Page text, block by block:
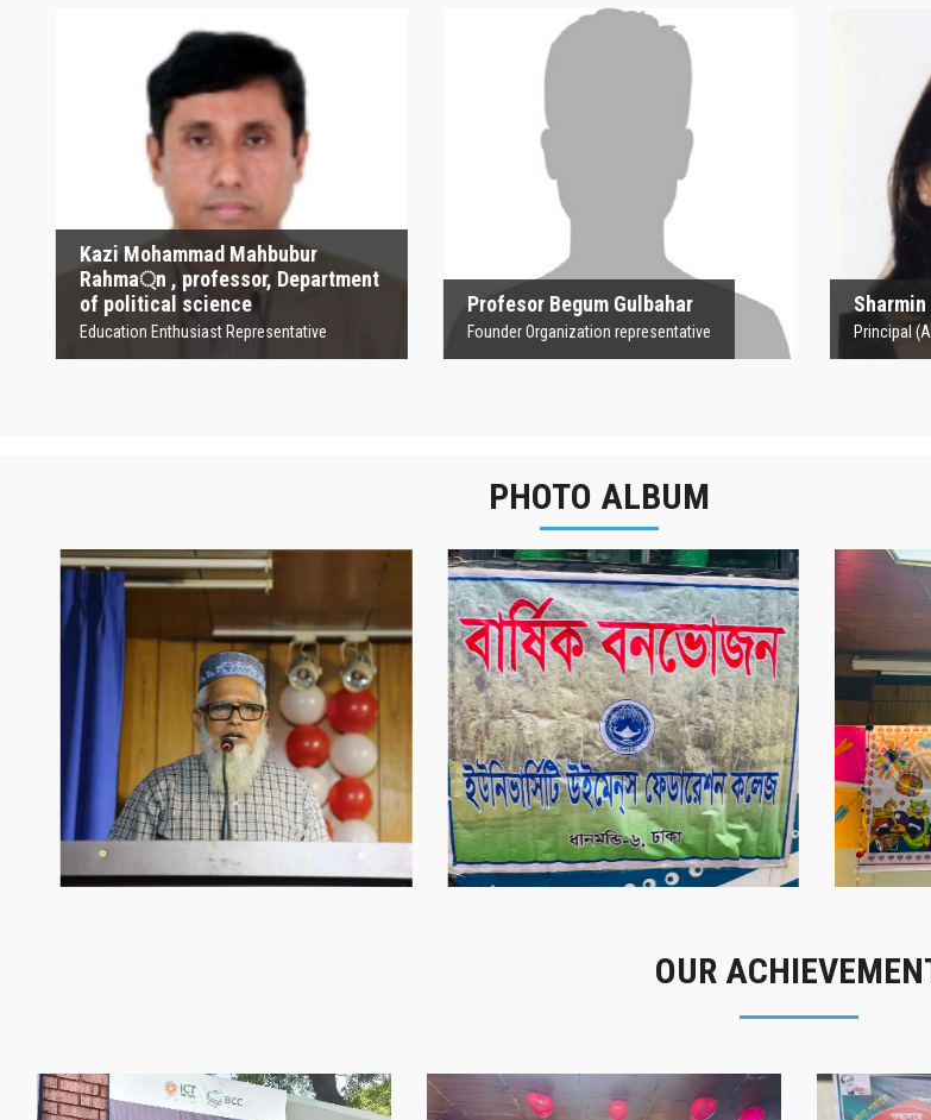
Kazi Mohammad Mahbubur
Rahma্‌n , professor, Department
of political science
Education Enthusiast Representative
Kazi Mohammad
Mahbubur Rahma্‌n ,
professor, Department
of political science
Education Enthusiast Representative
Profesor Begum Gulbahar
Founder Organization representative
Profesor Begum
Gulbahar
Founder Organization representative
Sharmin
Principal
PHOTO ALBUM
নবীনবরণ - ২০২৫ বার্ষিক বনভোজন ২০২৫
OUR